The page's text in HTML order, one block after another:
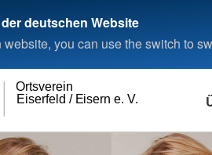
deutschen Website
website, you can use the switch to
Eiserfeld / Eisern e. V.
Ortsverein